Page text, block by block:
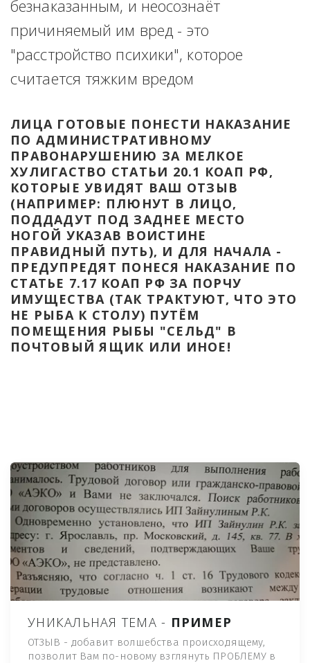
безнаказанным, и неосознаёт
причиняемый им вред - это
"расстройство психики", которое
считается тяжким вредом
ЛИЦА ГОТОВЫЕ ПОНЕСТИ НАКАЗАНИЕ
ПО АДМИНИСТРАТИВНОМУ
ПРАВОНАРУШЕНИЮ ЗА МЕЛКОЕ
ХУЛИГАСТВО СТАТЬИ 20.1 КОАП РФ,
КОТОРЫЕ УВИДЯТ ВАШ ОТЗЫВ
(НАПРИМЕР: ПЛЮНУТ В ЛИЦО,
ПОДДАДУТ ПОД ЗАДНЕЕ МЕСТО
НОГОЙ УКАЗАВ ВОИСТИНЕ
ПРАВИДНЫЙ ПУТЬ), И ДЛЯ НАЧАЛА -
ПРЕДУПРЕДЯТ ПОНЕСЯ НАКАЗАНИЕ ПО
СТАТЬЕ 7.17 КОАП РФ ЗА ПОРЧУ
ИМУЩЕСТВА (ТАК ТРАКТУЮТ, ЧТО ЭТО
НЕ РЫБА К СТОЛУ) ПУТЁМ
ПОМЕЩЕНИЯ РЫБЫ "СЕЛЬД" В
ПОЧТОВЫЙ ЯЩИК ИЛИ ИНОЕ!
УНИКАЛЬНАЯ ТЕМА - ПРИМЕР
ОТЗЫВ - добавит волшебства происходящему,
позволит Вам по-новому взглянуть ПРОБЛЕМУ в